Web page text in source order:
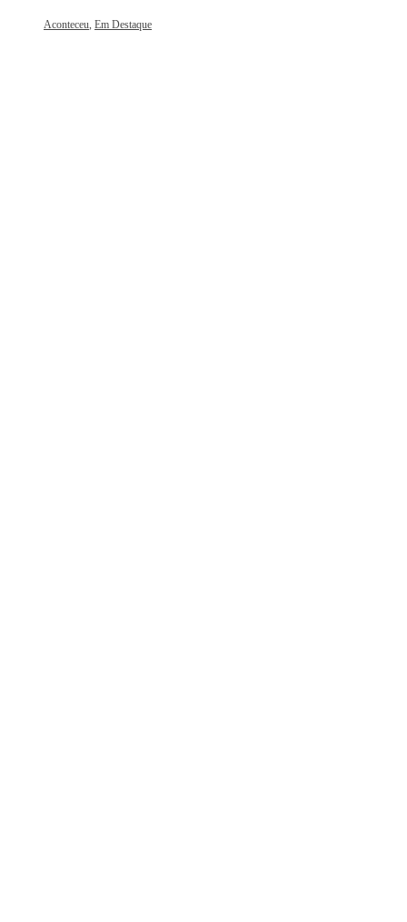
Aconteceu, Em Destaque